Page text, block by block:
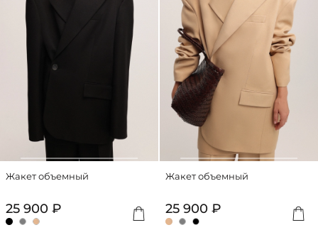
Жакет объемный
25 900 ₽
Жакет объемный
25 900 ₽